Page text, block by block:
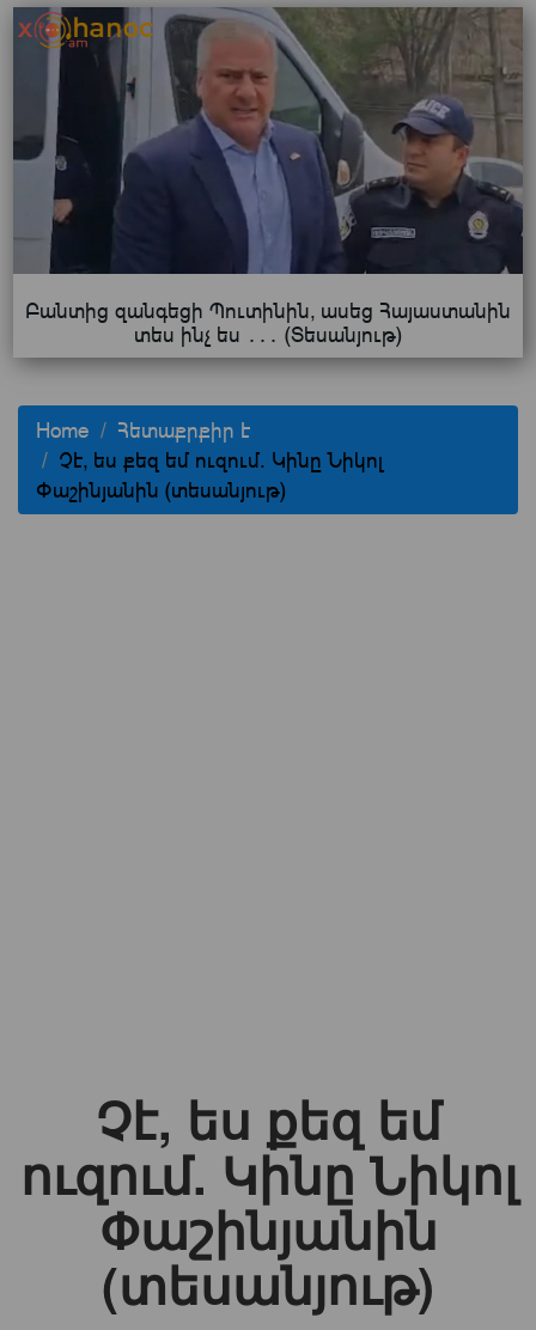
Բանտից զանգեցի Պուտինին, ասեց Հայաստանին
տես ինչ ես ․․․ (Տեսանյութ)
Home
Հետաքրքիր է
Չէ, ես քեզ եմ ուզում. Կինը Նիկոլ
Փաշինյանին (տեսանյութ)
Չէ, ես քեզ եմ
ուզում. Կինը Նիկոլ
Փաշինյանին
(տեսանյութ)